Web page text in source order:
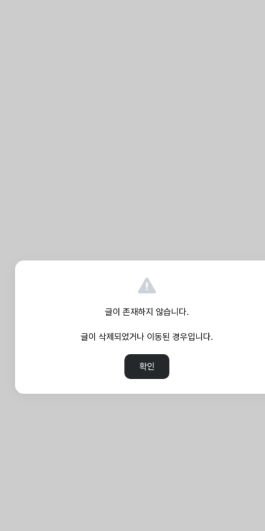
글이 존재하지 않습니다.
글이 삭제되었거나 이동된 경우입니다.
확인